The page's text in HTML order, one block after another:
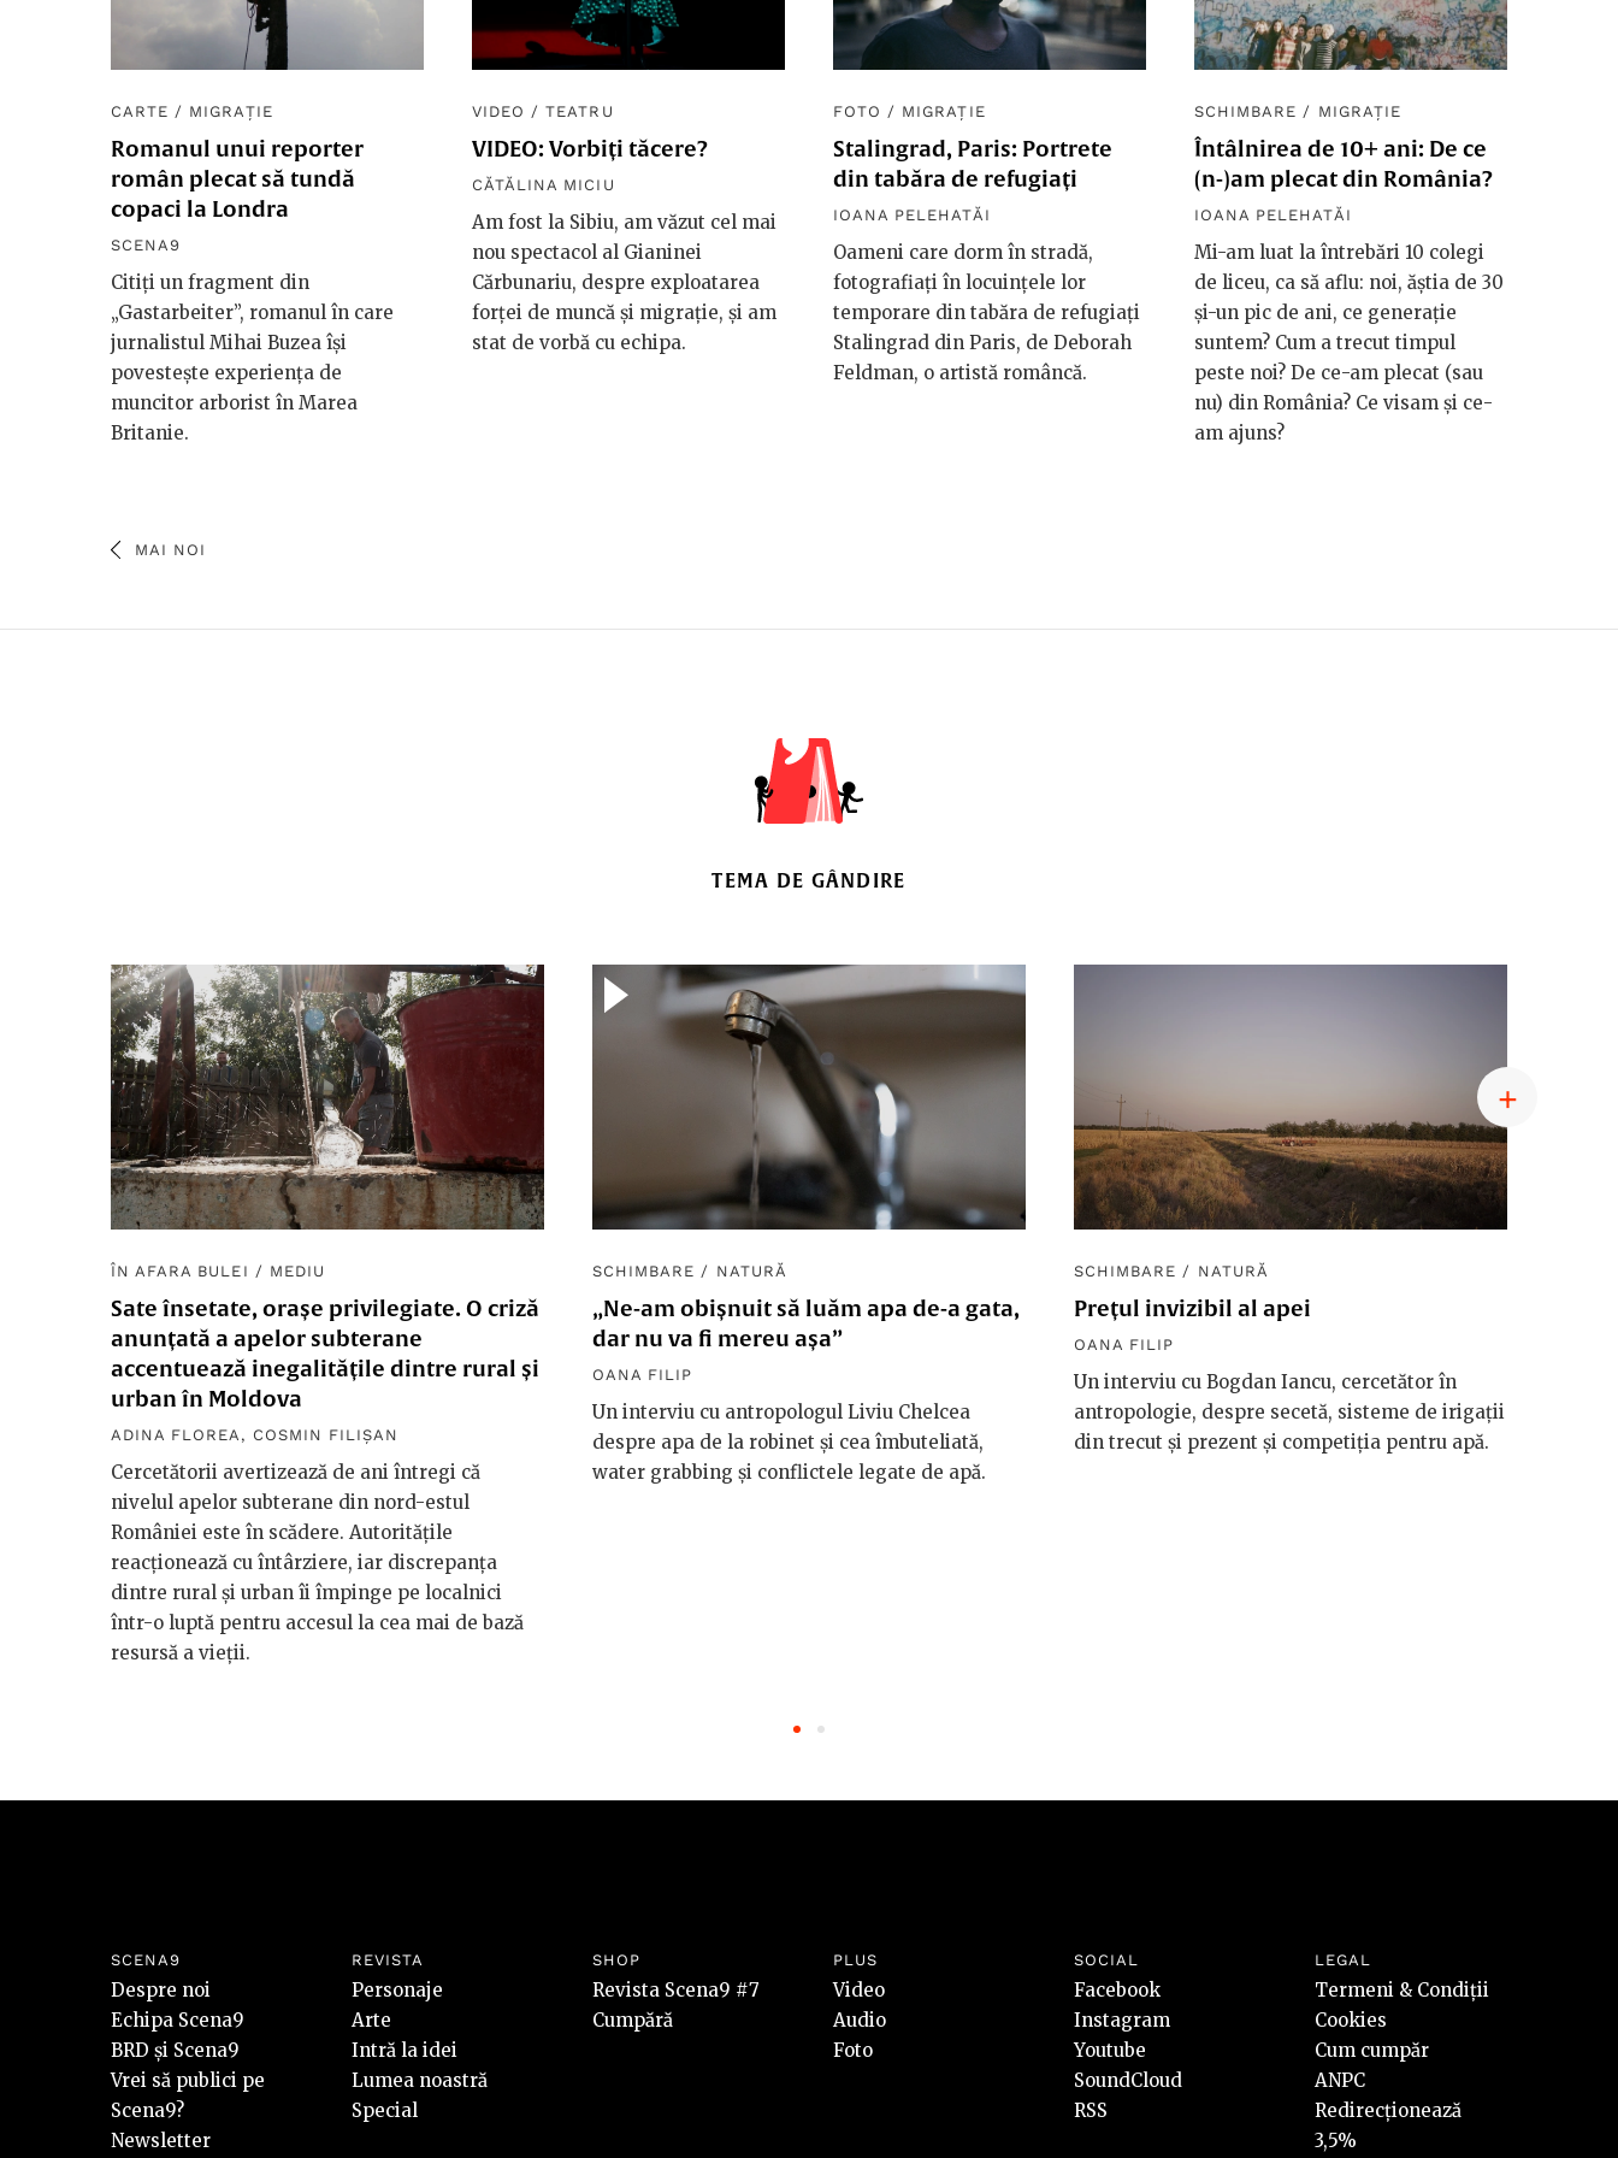
CARTE / MIGRAȚIE
Romanul unui reporter
român plecat să tundă
copaci la Londra
SCENA9
Citiți un fragment din
„Gastarbeiter”, romanul în care
jurnalistul Mihai Buzea își
povestește experiența de
muncitor arborist în Marea
Britanie.
VIDEO /TEATRU
VIDEO: Vorbiți tăcere?
CĂTĂLINA MICIU
Am fost la Sibiu, am văzut cel mai
nou spectacol al Gianinei
Cărbunariu, despre exploatarea
forței de muncă și migrație, și am
stat de vorbă cu echipa.
FOTO / MIGRAȚIE
Stalingrad, Paris: Portrete
din tabăra de refugiați
IOANA PELEHATĂI
Oameni care dorm în stradă,
fotografiați în locuințele lor
temporare din tabăra de refugiați
Stalingrad din Paris, de Deborah
Feldman, o artistă româncă.
SCHIMBARE / MIGRAȚIE
Întâlnirea de 10+ ani: De ce
(n-)am plecat din România?
IOANA PELEHATĂI
Mi-am luat la întrebări 10 colegi
de liceu, ca să aflu: noi, ăștia de 30
și-un pic de ani, ce generație
suntem? Cum a trecut timpul
peste noi? De ce-am plecat (sau
nu) din România? Ce visam și ce-
am ajuns?
MAI NOI
TEMA DE GÂNDIRE
ÎN AFARA BULEI / MEDIU
Sate însetate, orașe privilegiate. O criză
anunțată a apelor subterane
accentuează inegalitățile dintre rural și
urban în Moldova
ADINA FLOREA , COSMIN FILIȘAN
Cercetătorii avertizează de ani întregi că
nivelul apelor subterane din nord-estul
României este în scădere. Autoritățile
reacționează cu întârziere, iar discrepanța
dintre rural și urban îi împinge pe localnici
într-o luptă pentru accesul la cea mai de bază
resursă a vieții.
SCHIMBARE / NATURĂ
„Ne-am obișnuit să luăm apa de-a gata,
dar nu va fi mereu așa”
OANA FILIP
Un interviu cu antropologul Liviu Chelcea
despre apa de la robinet și cea îmbuteliată,
water grabbing și conflictele legate de apă.
SCHIMBARE / NATURĂ
Prețul invizibil al apei
OANA FILIP
Un interviu cu Bogdan Iancu, cercetător în
antropologie, despre secetă, sisteme de irigații
din trecut și prezent și competiția pentru apă.
SCENA9
Despre noi
Echipa Scena9
BRD și Scena9
Vrei să publici pe
Scena9?
Newsletter
REVISTA
Personaje
Arte
Intră la idei
Lumea noastră
Special
SHOP
Revista Scena9 #7
Cumpără
PLUS
Video
Audio
Foto
SOCIAL
Facebook
Instagram
Youtube
SoundCloud
RSS
LEGAL
Termeni & Condiții
Cookies
Cum cumpăr
ANPC
Redirecționează
3,5%